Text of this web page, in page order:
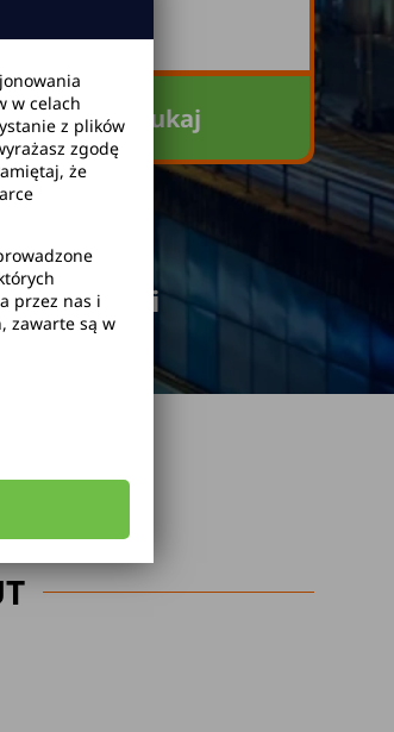
Szukaj
rezerwacji
w celach
z plików
zgodę
że
przez nas i
zawarte są w